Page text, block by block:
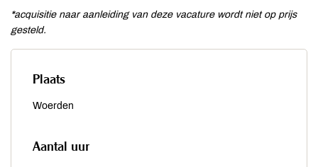
*acquisitie naar aanleiding van deze vacature wordt niet op prijs
gesteld.
Plaats
Woerden
Aantal uur